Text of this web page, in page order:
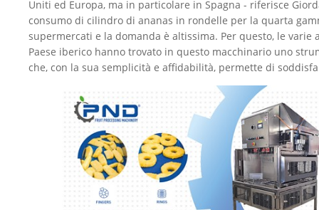
Uniti ed Europa, ma in particolare in Spagna - riferisce
consumo di cilindro di ananas in rondelle per la quarta
supermercati e la domanda è altissima. Per questo, le varie
Paese iberico hanno trovato in questo macchinario uno
che, con la sua semplicità e affidabilità, permette di